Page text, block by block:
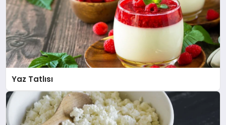
Yaz Tatlısı